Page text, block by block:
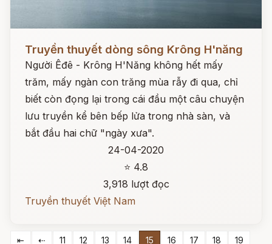
Đọc ngay
Truyền thuyết dòng sông Krông H'năng
Người Êđê - Krông H'Năng không hết mấy
trăm, mấy ngàn con trăng mùa rẫy đi qua, chỉ
biết còn đọng lại trong cái đầu một câu chuyện
lưu truyền kể bên bếp lửa trong nhà sàn, và
bắt đầu hai chữ "ngày xưa".
24-04-2020
⭐ 4.8
3,918 lượt đọc
Truyền thuyết Việt Nam
⇤ ⇠ 11 12 13 14 15 16 17 18
19